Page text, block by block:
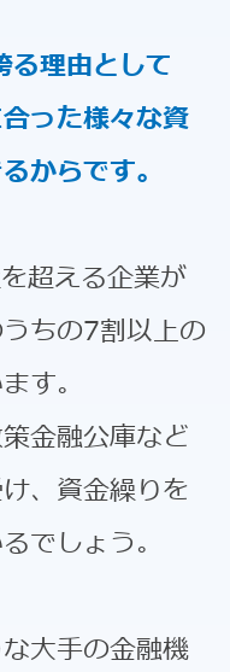
理由として
った様々な資
からです。
超える企業が
ちの7割以上の
す。
金融公庫など
、資金繰りを
でしょう。
大手の金融機